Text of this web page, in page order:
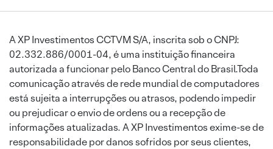
A XP Investimentos CCTVM S/A, inscrita sob o CNPJ:
02.332.886/0001-04, é uma instituição financeira
autorizada a funcionar pelo Banco Central do Brasil.Toda
comunicação através de rede mundial de computadores
está sujeita a interrupções ou atrasos, podendo impedir
ou prejudicar o envio de ordens ou a recepção de
informações atualizadas. A XP Investimentos exime-se de
responsabilidade por danos sofridos por seus clientes,